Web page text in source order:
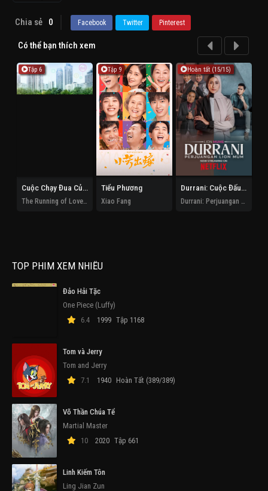
Chia sẻ 0 Facebook Twitter Pinterest
Có thể bạn thích xem
Tập 6
Cuộc Chạy Đua Của Tình Và Tiền
Tập 9
Tiểu Phương
Xiao Fang
Hoàn tất (15/15)
Durrani: Cuộc Đấu Tranh Của Sư Tử Mẹ
TOP PHIM XEM NHIỀU
Đảo Hải Tặc
One Piece (Luffy)
6.4
1999 Tập 1168
Tom và Jerry
Tom and Jerry
7.1
1940 Hoàn Tất (389/389)
Võ Thần Chúa Tể
Martial Master
10
2020 Tập 661
Linh Kiếm Tôn
Ling Jian Zun